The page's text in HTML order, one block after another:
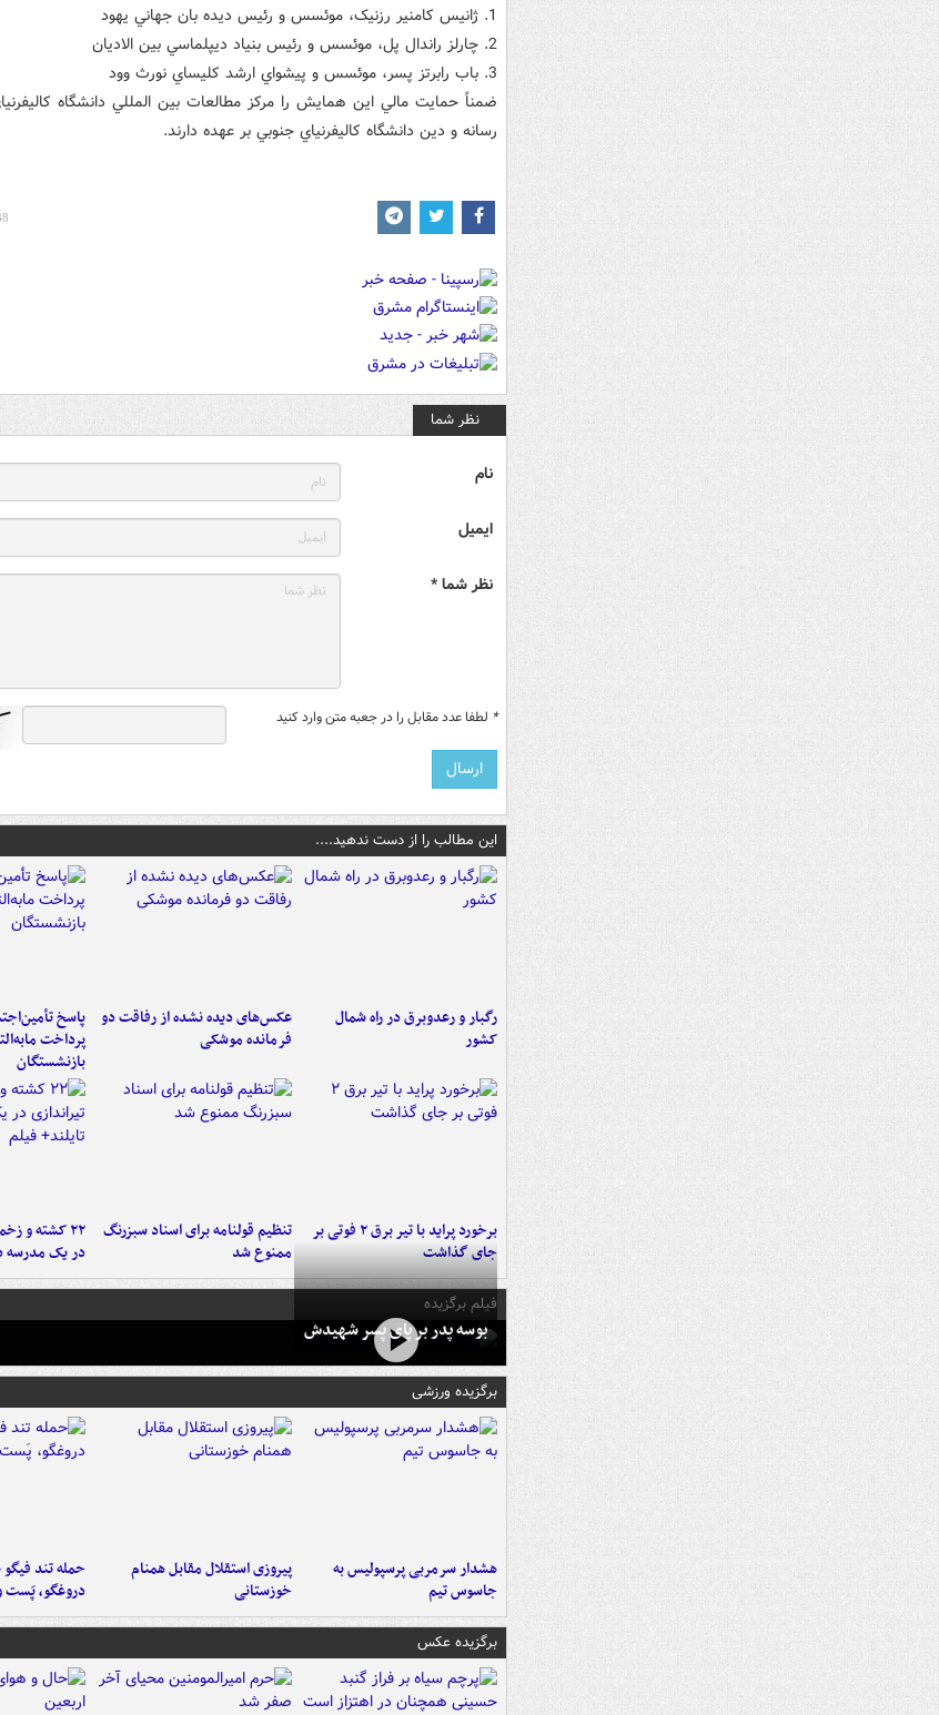
1. ژانيس کامنير رزنيک، موئسس و رئيس ديده بان جهاني يهود
2. چارلز راندال پل، موئسس و رئيس بنياد ديپلماسي بين الاديان
3. باب رابرتز پسر، موئسس و پيشواي ارشد کليساي نورث وود
ضمناً حمايت مالي اين همايش را مرکز مطالعات بين المللي دانشگاه
رسانه و دين دانشگاه کاليفرنياي جنوبي بر عهده دارند.
نظر شما
نام
ایمیل
نظر شما *
* لطفا عدد مقابل را در جعبه متن وارد کنید
این مطالب را از دست ندهید....
رگبار و رعدوبرق در راه شمال
کشور
عکس‌های دیده نشده از رفاقت دو
فرمانده‌ موشکی
پاسخ
پرداخت
بازنشستگان
برخورد پراید با تیر برق ۲ فوتی بر
جای گذاشت
تنظیم قولنامه برای اسناد سبزرنگ
ممنوع شد
۲۲ کشته و
در یک مدرسه
فیلم برگزیده
بوسه‌ پدر بر پای پسر شهیدش
برگزیده ورزشی
هشدار سرمربی پرسپولیس به
جاسوس تیم
پیروزی استقلال مقابل همنام
خوزستانی
حمله تند فیگو
دروغگو، پَست‌
برگزیده عکس